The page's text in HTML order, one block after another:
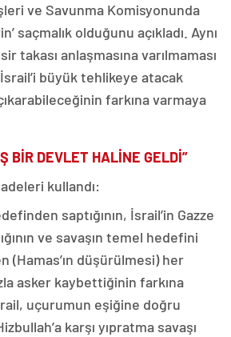
ve Savunma Komisyonunda
saçmalık olduğunu açıkladı. Aynı
takası anlaşmasına varılmaması
büyük tehlikeye atacak
farkına varmaya
BİR DEVLET HALİNE GELDİ”
kullandı:
saptığının, İsrail’in Gazze
ve savaşın temel hedefini
(Hamas’ın düşürülmesi) her
asker kaybettiğinin farkına
uçurumun eşiğine doğru
karşı yıpratma savaşı